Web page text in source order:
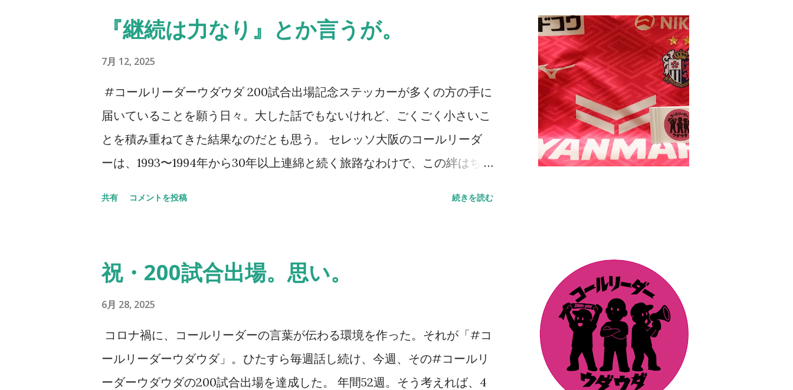
拠とも言えるし、そうでもない。 小樽へ行ってきた。札幌に行く用があ
り少し足を伸ばしたわけだ。グラウンドに着いた瞬間に我が目を疑った。
ものすごい数のセレッソ大阪サポーターがいたのだから当たり前と言えば
当たり前だ。勿論ご家族の方が多いとは思うが、こんなにいるとは想像し
ていなかった。 身内以外のサポーターが単独で行けるかというと厳しい
面もあるだろうが、その中でもサポートに向かう方々はいる。セレッソ大
阪のサポーターの歴史はこのようにして続いていっていることに、誕生日
それだけがすべてじゃないのも真実。だが、綺麗なコレオを作るとか、迫
年後のクラブはきっと彼らが支える。そのサポートを。 今日は誕生日で
ある。プレゼントを求めるよりも、セレッソ大阪に関わる方々のKindleの
ることのほうが本当に嬉しく思える。今も昔も次世代のために手を打って
いくのが役目だと、自負だけは心にある。 NEVER STOP,NEVER GIVE UP
『継続は力なり』とか言うが。
7月 12, 2025
#コールリーダーウダウダ 200試合出場記念ステッカーが多くの方の手に
届いていることを願う日々。大した話でもないけれど、ごくごく小さいこ
とを積み重ねてきた結果なのだとも思う。 セレッソ大阪のコールリーダ
ーは、1993〜1994年から30年以上連綿と続く旅路なわけで、この絆はちょ
をSNSでアップしてくれているのを見る。ふと胸が熱くなる。やってきた
ことや、やり続けてきたことの全てが、正しいものではないことも重々理
解をしているつもりだ。 だけどそれらは、決して間違ってもいなかった
のだなとも思えて、人間的なつながりに感謝してしまう日々。その輪がこ
こまで大きくなり、そしてここからも更に大きくなっていくはずだ。 だ
共有 コメントを投稿 続きを読む
祝・200試合出場。思い。
6月 28, 2025
コロナ禍に、コールリーダーの言葉が伝わる環境を作った。それが「#コ
ールリーダーウダウダ」。ひたすら毎週話し続け、今週、その#コールリ
ーダーウダウダの200試合出場を達成した。 年間52週。そう考えれば、4